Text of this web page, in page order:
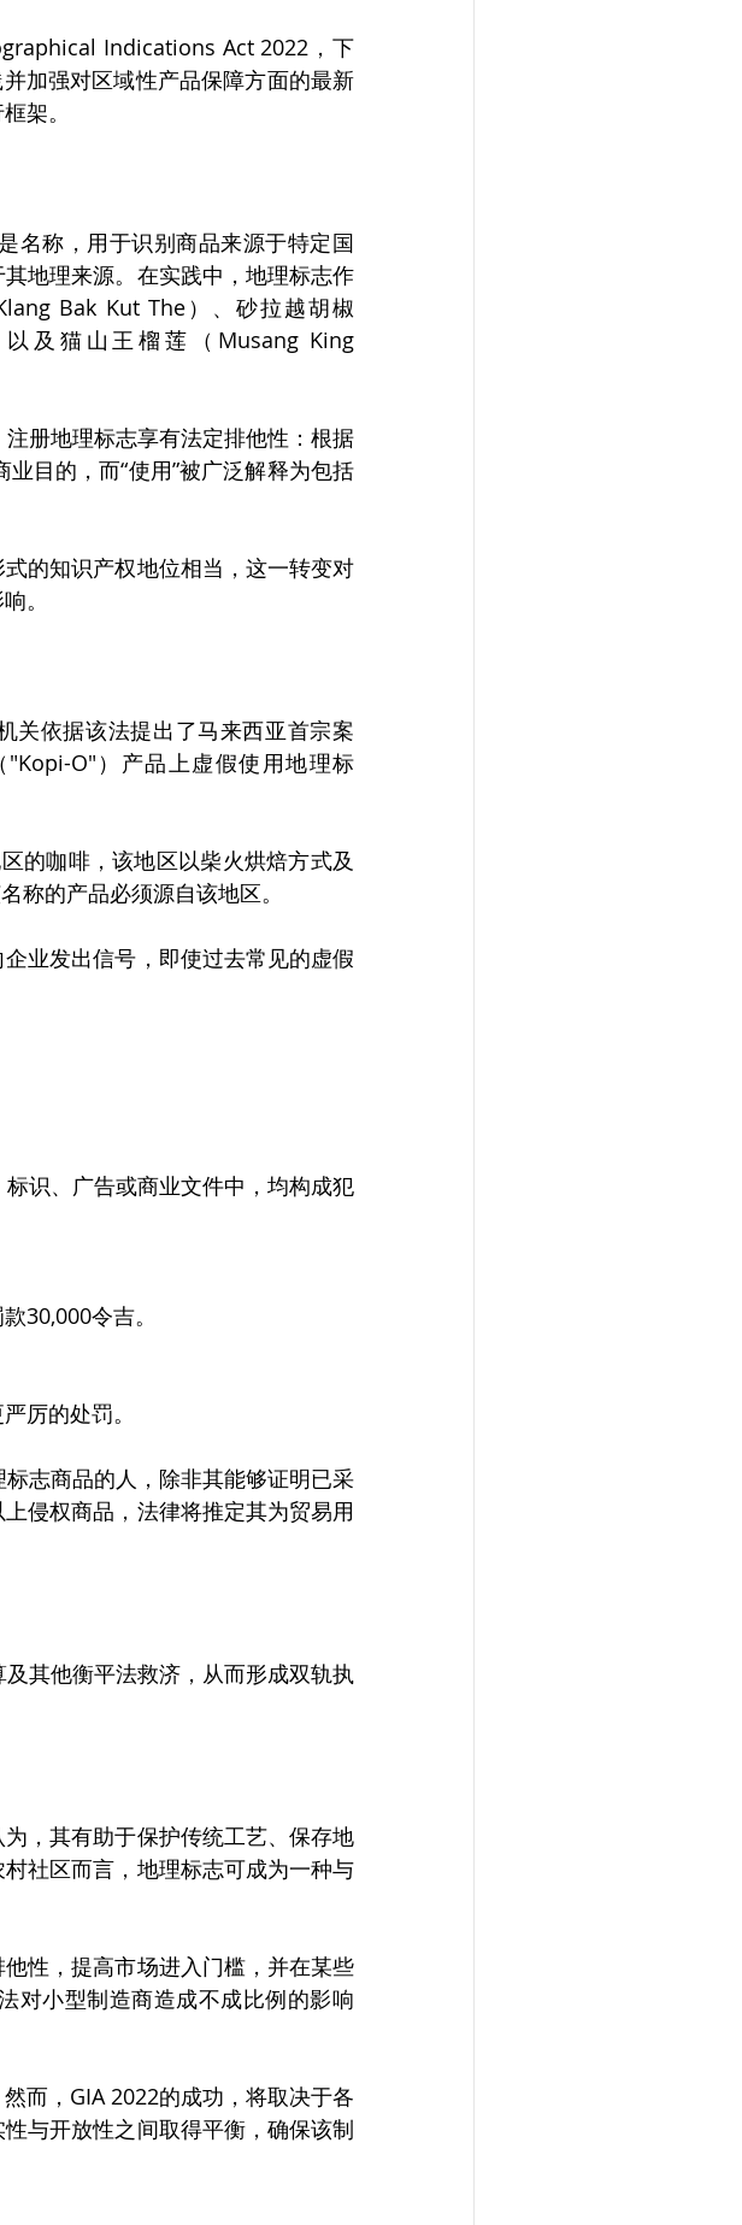
Indications Act 2022，下
加强对区域性产品保障方面的最新
架。
名称，用于识别商品来源于特定国
地理来源。在实践中，地理标志作
Bak Kut The）、砂拉越胡椒
以及猫山王榴莲（Musang King
册地理标志享有法定排他性：根据
目的，而“使用”被广泛解释为包括
的知识产权地位相当，这一转变对
。
关依据该法提出了马来西亚首宗案
"Kopi-O"） 产品上虚假使用地理标
的咖啡，该地区以柴火烘焙方式及
称的产品必须源自该地区。
业发出信号，即使过去常见的虚假
识、广告或商业文件中，均构成犯
30,000令吉。
厉的处罚。
志商品的人，除非其能够证明已采
侵权商品，法律将推定其为贸易用
其他衡平法救济，从而形成双轨执
，其有助于保护传统工艺、保存地
社区而言，地理标志可成为一种与
性，提高市场进入门槛，并在某些
对小型制造商造成不成比例的影响
而，GIA 2022的成功，将取决于各
与开放性之间取得平衡，确保该制